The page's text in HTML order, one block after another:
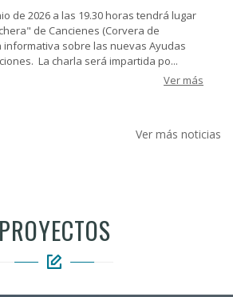
de 2026 a las 19.30 horas tendrá lugar
de Cancienes (Corvera de
informativa sobre las nuevas Ayudas
La charla será impartida po...
Ver más
Ver más noticias
PROYECTOS